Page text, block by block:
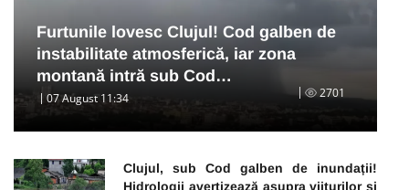
Furtunile lovesc Clujul! Cod galben de
instabilitate atmosferică, iar zona
montană intră sub Cod…
07 August 11:34 2701
Clujul, sub Cod galben de inundații!
Hidrologii avertizează asupra viiturilor și